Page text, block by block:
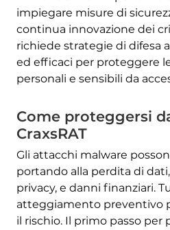
impiegare misure di
continua innovazione dei
richiede strategie di difesa
ed efficaci per proteggere
personali e sensibili da
Come proteggersi
CraxsRAT
Gli attacchi malware
portando alla perdita di
privacy, e danni finanziari.
atteggiamento preventivo
il rischio. Il primo passo per